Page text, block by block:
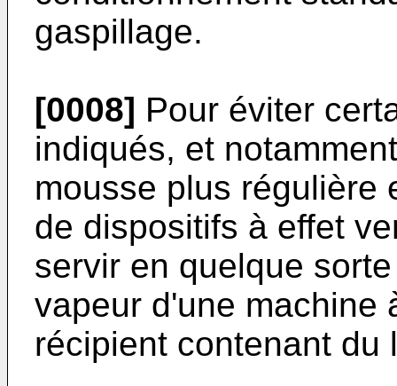
gaspillage.
[0008] Pour éviter
indiqués, et
mousse plus régulière
de dispositifs à effet
servir en quelque
vapeur d'une machine
récipient contenant du